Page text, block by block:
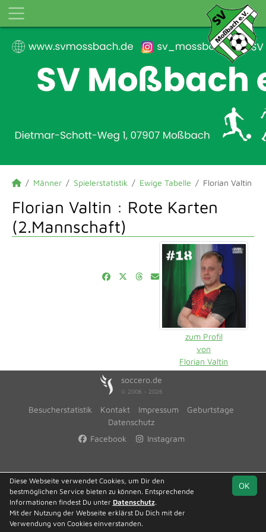
Männer Spielerstatistik Ewige Tabelle Florian Valtin
Florian Valtin : Rote Karten
(2.Mannschaft)
zum Profil
von
Florian Valtin
soccero.de
© 2006 - 2026
Besucherstatistik Kontakt Impressum
Geburtstage
Datenschutz
Facebook
Instagram
OK
Diese Webseite verwendet Cookies, um Dir den
bestmöglichen Service bieten zu können. Entsprechende
Informationen findest Du unter Datenschutz.
Mit der Nutzung der Webseite erklärst Du Dich mit der
Verwendung von Cookies einverstanden.